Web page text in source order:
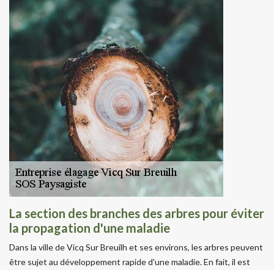
La section des branches des arbres pour éviter
la propagation d'une maladie
Dans la ville de Vicq Sur Breuilh et ses environs, les arbres peuvent
être sujet au développement rapide d'une maladie. En fait, il est